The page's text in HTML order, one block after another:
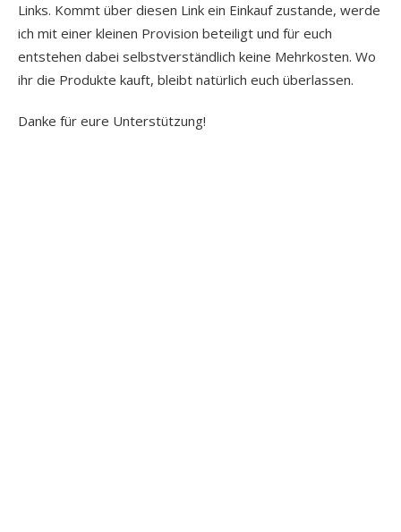
Links. Kommt über diesen Link ein Einkauf zustande, werde
ich mit einer kleinen Provision beteiligt und für euch
entstehen dabei selbstverständlich keine Mehrkosten. Wo
ihr die Produkte kauft, bleibt natürlich euch überlassen.
Danke für eure Unterstützung!